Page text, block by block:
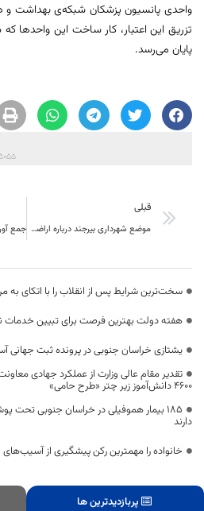
واحدی پانسیون پزشکان شبکه‌ی بهداشت و
تزریق این اعتبار، کار ساخت این واحد‌ها که
پایان می‌رسد.
قبلی
موضع شهرداری بیرجند درباره اراضی پادگان شهر التزام به قانون است
سخت‌ترین شرایط پس از انقلاب را با اتکای
هفته دولت بهترین فرصت برای تبیین خدمات
یشتازی خراسان جنوبی در پرونده ثبت جهانی
تقدیر مقام عالی وزارت از عملکرد جهادی
۴۶۰۰ دانش‌آموز زیر چتر «طرح حامی»
۱۸۵ بیمار هموفیلی در خراسان جنوبی
دارند
خانواده را مهمترین رکن پیشگیری از
پربازدیدترین ها